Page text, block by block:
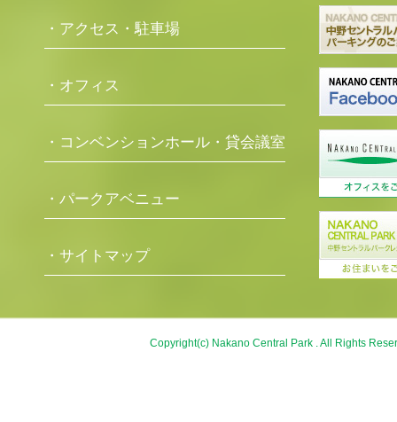
・アクセス・駐車場
・オフィス
・コンベンションホール・貸会議室
・パークアベニュー
・サイトマップ
Copyright(c) Nakano Central Park . All Rights